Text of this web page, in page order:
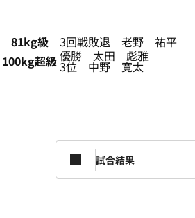
81kg級
3回戦敗退 老野 祐平
100kg超級優勝 太田 彪雅
3位 中野 寛太
試合結果